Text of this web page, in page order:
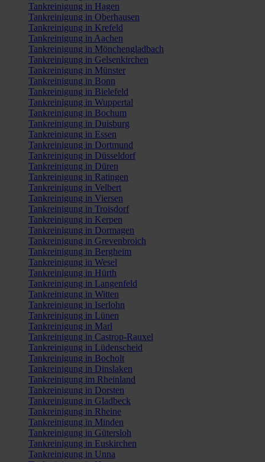
Tankreinigung in Hagen
Tankreinigung in Oberhausen
Tankreinigung in Krefeld
Tankreinigung in Aachen
Tankreinigung in Mönchengladbach
Tankreinigung in Gelsenkirchen
Tankreinigung in Münster
Tankreinigung in Bonn
Tankreinigung in Bielefeld
Tankreinigung in Wuppertal
Tankreinigung in Bochum
Tankreinigung in Duisburg
Tankreinigung in Essen
Tankreinigung in Dortmund
Tankreinigung in Düsseldorf
Tankreinigung in Düren
Tankreinigung in Ratingen
Tankreinigung in Velbert
Tankreinigung in Viersen
Tankreinigung in Troisdorf
Tankreinigung in Kerpen
Tankreinigung in Dormagen
Tankreinigung in Grevenbroich
Tankreinigung in Bergheim
Tankreinigung in Wesel
Tankreinigung in Hürth
Tankreinigung in Langenfeld
Tankreinigung in Witten
Tankreinigung in Iserlohn
Tankreinigung in Lünen
Tankreinigung in Marl
Tankreinigung in Castrop-Rauxel
Tankreinigung in Lüdenscheid
Tankreinigung in Bocholt
Tankreinigung in Dinslaken
Tankreinigung im Rheinland
Tankreinigung in Dorsten
Tankreinigung in Gladbeck
Tankreinigung in Rheine
Tankreinigung in Minden
Tankreinigung in Gütersloh
Tankreinigung in Euskirchen
Tankreinigung in Unna